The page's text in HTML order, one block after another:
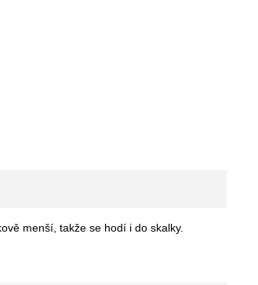
menší, takže se hodí i do skalky.